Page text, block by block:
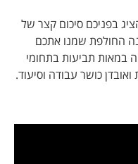
רוצים להציג בפניכם סיכום קצר של
ב-2023. גם בשנה החולפת שמנו אתכם
במאות תביעות בתחומי
כושר עבודה וסיעוד.